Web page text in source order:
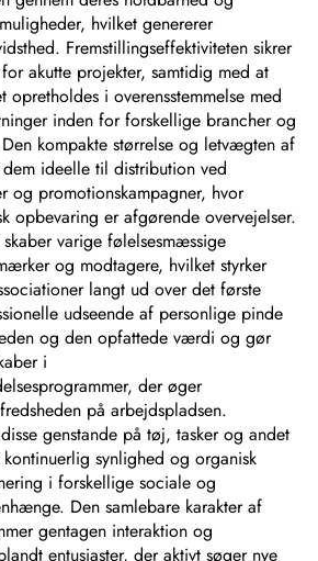
hvilket genererer
Fremstillingseffektiviteten sikrer
akutte projekter, samtidig med at
opretholdes i overensstemmelse med
inden for forskellige brancher og
kompakte størrelse og letvægten af
ideelle til distribution ved
og promotionskampagner, hvor
opbevaring er afgørende overvejelser.
varige følelsesmæssige
og modtagere, hvilket styrker
langt ud over det første
udseende af personlige pinde
og den opfattede værdi og gør
i
der øger
på arbejdspladsen.
genstande på tøj, tasker og andet
synlighed og organisk
i forskellige sociale og
Den samlebare karakter af
gentagen interaktion og
entusiaster, der aktivt søger nye